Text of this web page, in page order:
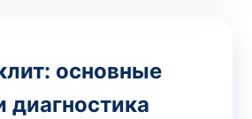
основные
диагностика